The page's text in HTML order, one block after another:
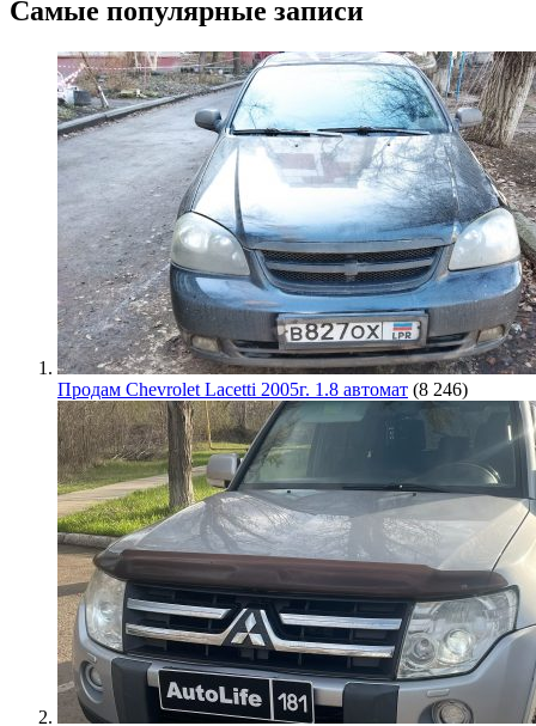
Самые популярные записи
Продам Chevrolet Lacetti 2005г. 1.8 автомат (8 246)